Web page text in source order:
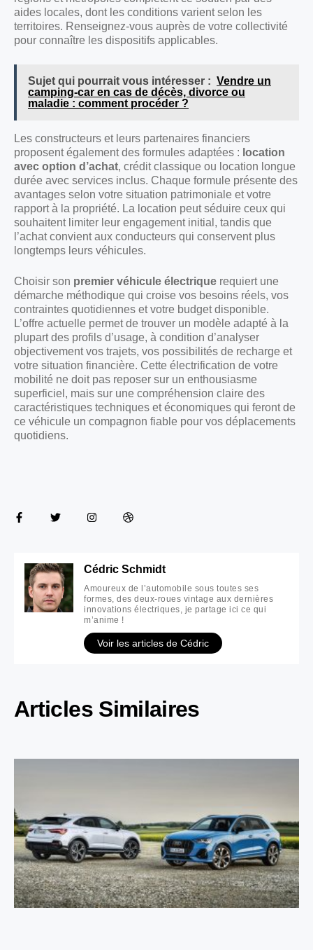
aides locales, dont les conditions varient selon les
territoires. Renseignez-vous auprès de votre collectivité
pour connaître les dispositifs applicables.
Sujet qui pourrait vous intéresser : Vendre un
camping-car en cas de décès, divorce ou
maladie : comment procéder ?
Les constructeurs et leurs partenaires financiers
proposent également des formules adaptées : location
avec option d’achat, crédit classique ou location longue
durée avec services inclus. Chaque formule présente des
avantages selon votre situation patrimoniale et votre
rapport à la propriété. La location peut séduire ceux qui
souhaitent limiter leur engagement initial, tandis que
l’achat convient aux conducteurs qui conservent plus
longtemps leurs véhicules.
Choisir son premier véhicule électrique requiert une
démarche méthodique qui croise vos besoins réels, vos
contraintes quotidiennes et votre budget disponible.
L’offre actuelle permet de trouver un modèle adapté à la
plupart des profils d’usage, à condition d’analyser
objectivement vos trajets, vos possibilités de recharge et
votre situation financière. Cette électrification de votre
mobilité ne doit pas reposer sur un enthousiasme
superficiel, mais sur une compréhension claire des
caractéristiques techniques et économiques qui feront de
ce véhicule un compagnon fiable pour vos déplacements
quotidiens.
Cédric Schmidt
Amoureux de l’automobile sous toutes ses
formes, des deux-roues vintage aux dernières
innovations électriques, je partage ici ce qui
m’anime !
Voir les articles de Cédric
Articles Similaires